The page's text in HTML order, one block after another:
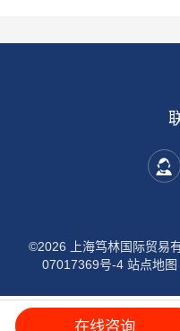
©2026 上海笃林国际贸易
07017369号-4 站点地图
沪公网安备
在线咨询